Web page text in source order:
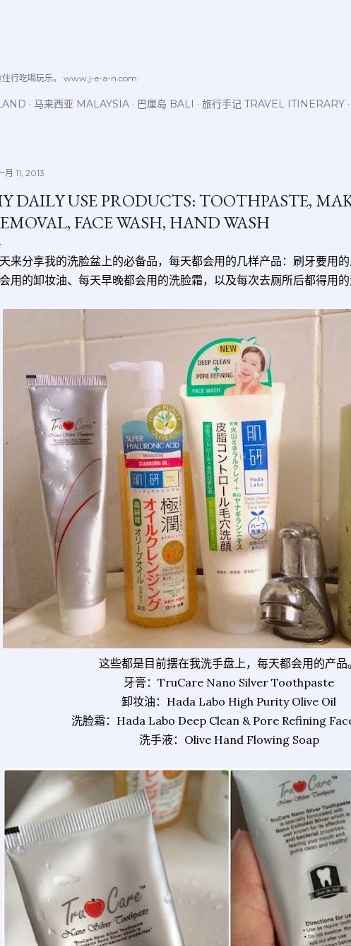
住行吃喝玩乐。 www.j-e-a-n.com
马来西亚 MALAYSIA 巴厘岛 BALI 旅行手记 TRAVEL ITINERARY
月 11, 2013
DAILY USE PRODUCTS: TOOTHPASTE,
FACE WASH, HAND WASH
来分享我的洗脸盆上的必备品，每天都会用的几样产品： 刷牙要用
用的卸妆油、每天早晚都会用的洗脸霜，以及每次去厕所后都得用的
这些都是目前摆在我洗手盘上，每天都会用的产品。
牙膏：TruCare Nano Silver Toothpaste
卸妆油：Hada Labo High Purity Olive Oil
洗脸霜：Hada Labo Deep Clean & Pore Refining
洗手液：Olive Hand Flowing Soap